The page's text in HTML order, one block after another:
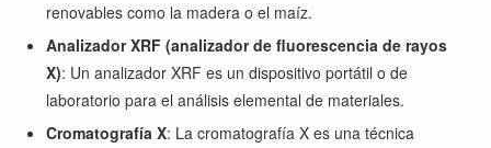
renovables como la madera o el maíz.
Analizador XRF (analizador de fluorescencia de rayos
X): Un analizador XRF es un dispositivo portátil o de
laboratorio para el análisis elemental de materiales.
Cromatografía X: La cromatografía X es una técnica